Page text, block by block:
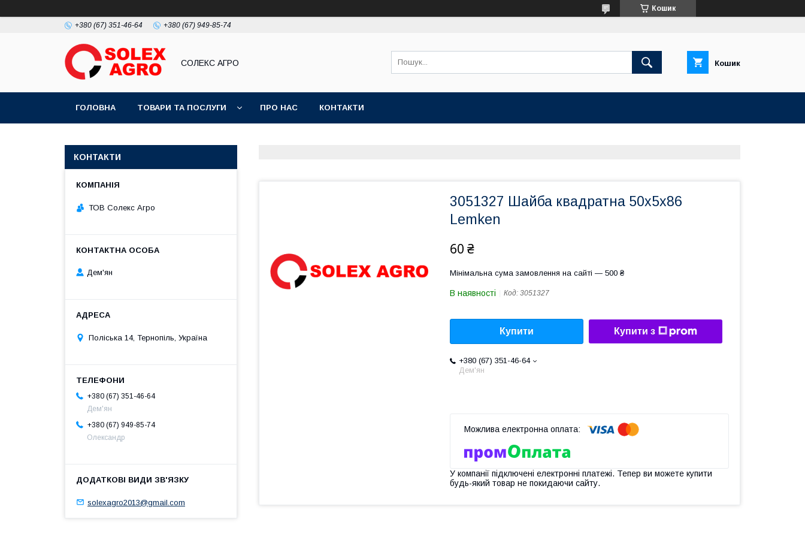
Кошик
+380 (67) 351-46-64 +380 (67) 949-85-74
СОЛЕКС АГРО Кошик
ГОЛОВНА ТОВАРИ ТА ПОСЛУГИ ПРО НАС КОНТАКТИ
3051327 Шайба квадратна 50х5х86
Lemken
60 ₴
Мінімальна сума замовлення на сайті — 500 ₴
В наявності Код: 3051327
Купити Купити з
+380 (67) 351-46-64
Дем'ян
У компанії підключені електронні платежі. Тепер ви можете купити
будь-який товар не покидаючи сайту.
КОНТАКТИ
ТОВ Солекс Агро
Дем'ян
Поліська 14, Тернопіль, Україна
+380 (67) 351-46-64
Дем'ян
+380 (67) 949-85-74
Олександр
solexagro2013@gmail.com